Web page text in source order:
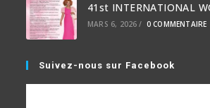
41st INTERNATIONAL
MARS 6, 2026 / 0 COMMENTAIRE
Suivez-nous sur Facebook